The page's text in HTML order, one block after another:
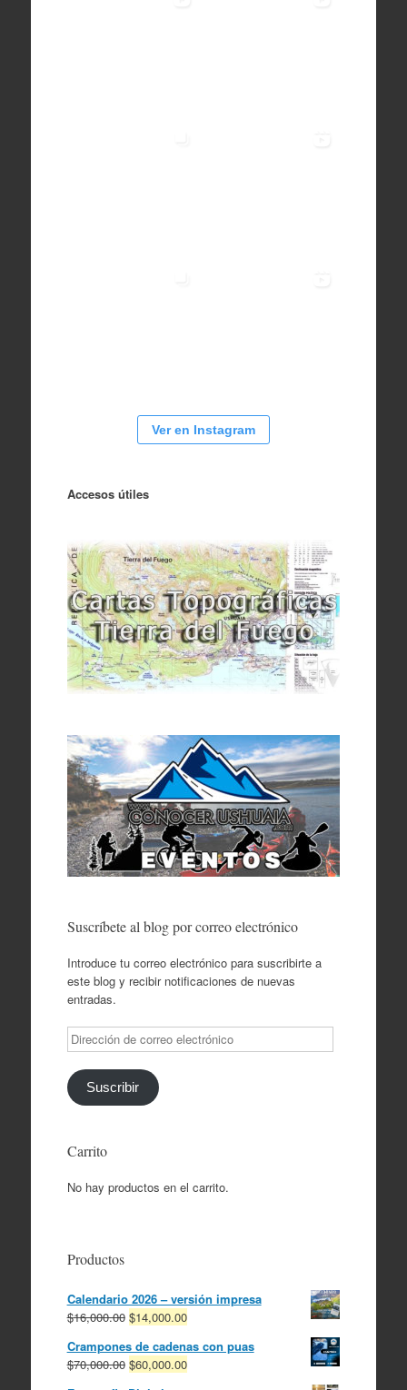
Ver en Instagram
Accesos útiles
Suscríbete al blog por correo electrónico
Introduce tu correo electrónico para suscribirte a
este blog y recibir notificaciones de nuevas
entradas.
Dirección
de
correo
electrónico
Suscribir
Carrito
No hay productos en el carrito.
Productos
Calendario 2026 – versión impresa
$16,000.00 El
original
era:
$14,000.00El
actual
es:
Crampones de cadenas con puas
$70,000.00 El
$60,000.00El